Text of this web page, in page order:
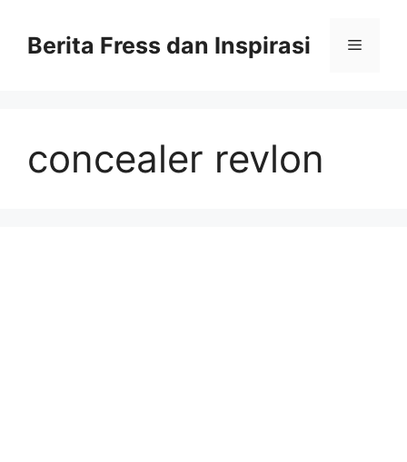
contentBerita Fress dan Inspirasi Menu
concealer revlon